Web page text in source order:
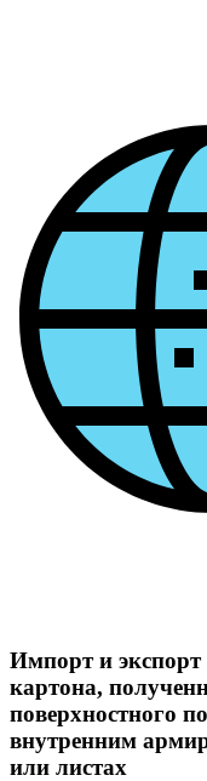
Импорт и
картона,
поверхностного
внутренним
или листах